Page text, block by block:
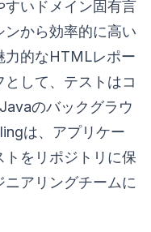
すいドメイン固有言
から効率的に高い
力的なHTMLレポー
として、テストはコ
のバックグラウ
は、アプリケー
をリポジトリに保
アリングチームに